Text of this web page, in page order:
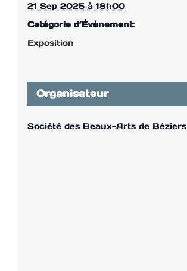
21 Sep 2025 à 18h00
Catégorie d’Évènement:
Exposition
Organisateur
Société des Beaux-Arts de Béziers